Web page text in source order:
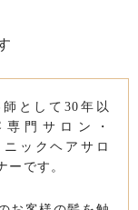
として30年以
門サロン・
ニックヘアサロ
ーです。